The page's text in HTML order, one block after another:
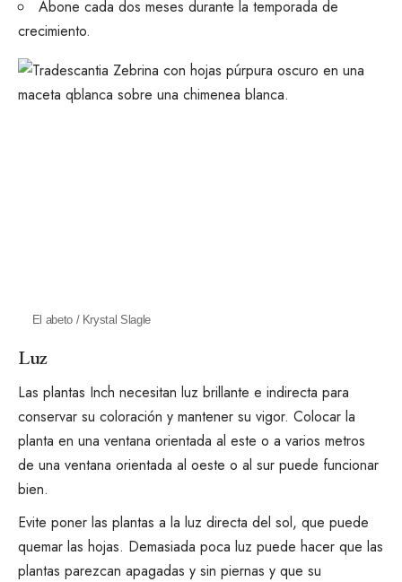
Abone cada dos meses durante la temporada de
crecimiento.
El abeto / Krystal Slagle
Luz
Las plantas Inch necesitan luz brillante e indirecta para
conservar su coloración y mantener su vigor. Colocar la
planta en una ventana orientada al este o a varios metros
de una ventana orientada al oeste o al sur puede funcionar
bien.
Evite poner las plantas a la luz directa del sol, que puede
quemar las hojas. Demasiada poca luz puede hacer que las
plantas parezcan apagadas y sin piernas y que su